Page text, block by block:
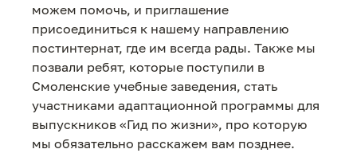
можем помочь, и приглашение
присоединиться к нашему направлению
постинтернат, где им всегда рады. Также мы
позвали ребят, которые поступили в
Смоленские учебные заведения, стать
участниками адаптационной программы для
выпускников «Гид по жизни», про которую
мы обязательно расскажем вам позднее.